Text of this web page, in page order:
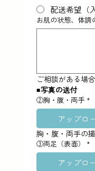
配送希望（
お肌の状態、体調
ご相談がある場
◾️写真の送付
②胸・腹・両手 *
アップロ
胸・腹・両手の
③両足（表面） *
アップロ